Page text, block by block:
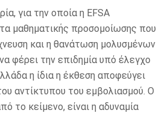
για την οποία η EFSA
μαθηματικής προσομοίωσης που
και η θανάτωση μολυσμένων
φέρει την επιδημία υπό έλεγχο
η ίδια η έκθεση αποφεύγει
αντίκτυπου του εμβολιασμού. Ο
το κείμενο, είναι η αδυναμία